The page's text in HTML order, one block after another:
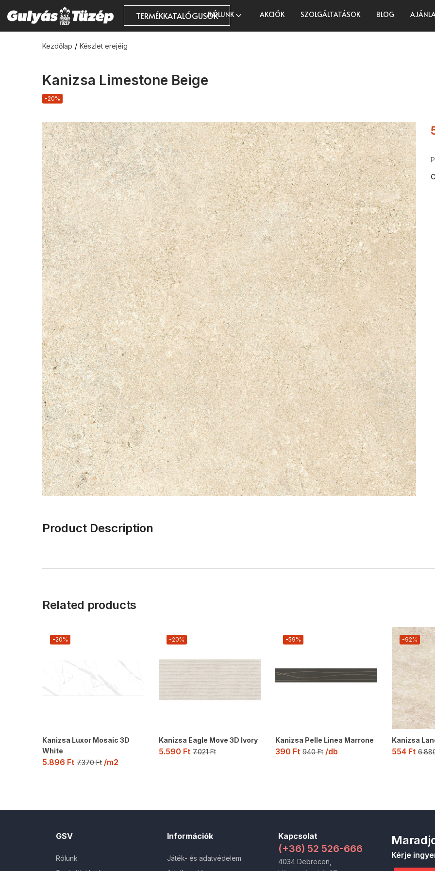
TERMÉKKATALÓGUSOKRÓLUNK AKCIÓK SZOLGÁLTATÁSOK BLOG
Kezdőlap Készlet erejéig
Kanizsa Limestone Beige
-20%
Product Description
Related products
-20%
Kanizsa Luxor Mosaic 3D
White
5.896 Ft 7.370Ft /m2
-20%
Kanizsa Eagle Move 3D Ivory
5.590 Ft 7.021Ft
-59%
Kanizsa Pelle Linea Marrone
390 Ft 940Ft /db
-92%
Kanizsa
554 Ft
GSV
Rólunk
Információk
Játék- és adatvédelem
Kapcsolat
(+36) 52 526-666
4034 Debrecen,
Kérje